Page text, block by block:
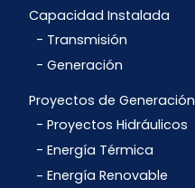
Capacidad Instalada
Transmisión
Generación
Proyectos de Generación
Proyectos Hidráulicos
Energía Térmica
Energía Renovable